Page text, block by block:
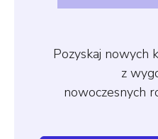
Pozyskaj nowych
z
nowoczesnych